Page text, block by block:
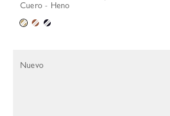
Cuero - Heno
Nuevo